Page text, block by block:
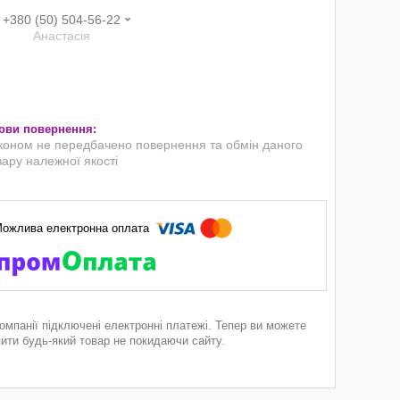
+380 (50) 504-56-22
Анастасія
не передбачено повернення та обмін даного
належної якості
підключені електронні платежі. Тепер ви можете
будь-який товар не покидаючи сайту.